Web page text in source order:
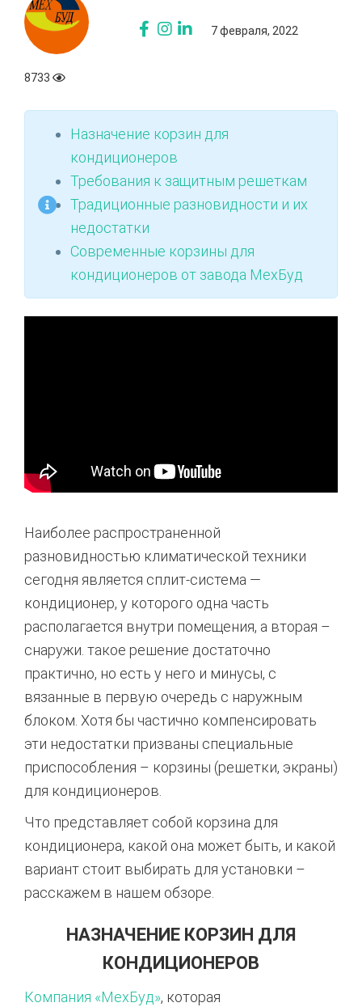
7 февраля, 2022
8733
Назначение корзин для
кондиционеров
Требования к защитным решеткам
Традиционные разновидности и их
недостатки
Современные корзины для
кондиционеров от завода МехБуд
Наиболее распространенной
разновидностью климатической техники
сегодня является сплит-система —
кондиционер, у которого одна часть
располагается внутри помещения, а вторая –
снаружи. такое решение достаточно
практично, но есть у него и минусы, с
вязанные в первую очередь с наружным
блоком. Хотя бы частично компенсировать
эти недостатки призваны специальные
приспособления – корзины (решетки, экраны)
для кондиционеров.
Что представляет собой корзина для
кондиционера, какой она может быть, и какой
вариант стоит выбирать для установки –
расскажем в нашем обзоре.
НАЗНАЧЕНИЕ КОРЗИН ДЛЯ
КОНДИЦИОНЕРОВ
Компания «МехБуд», которая